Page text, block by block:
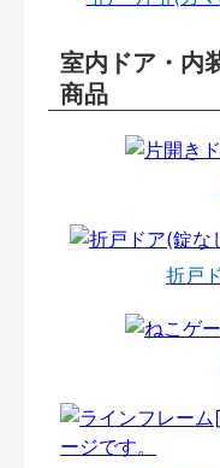
室内ドア・内
商品
折戸